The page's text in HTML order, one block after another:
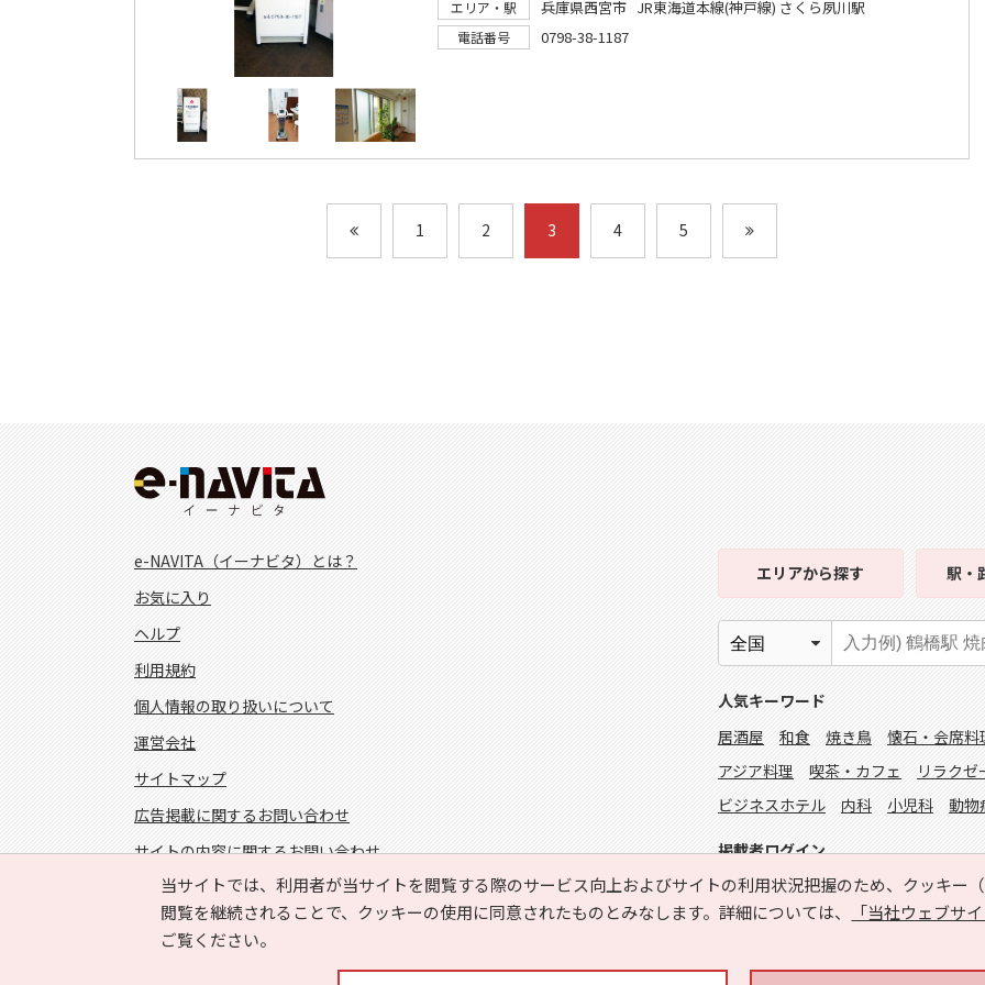
エリア・駅
兵庫県西宮市 JR東海道本線(神戸線) さくら夙川駅
電話番号 0798-38-1187
1 2 3 4 5
当サイトでは、利用者が当サイトを閲覧する際のサービス向上およびサイトの利用状況把握のため、クッキー
閲覧を継続されることで、クッキーの使用に同意されたものとみなします。詳細については、
「当社ウェブサ
ご覧ください。
e-NAVITA（イーナビタ）とは？
お気に入り
ヘルプ
利用規約
個人情報の取り扱いについて
運営会社
サイトマップ
広告掲載に関するお問い合わせ
サイトの内容に関するお問い合わせ
エリアから探す 駅・
人気キーワード
居酒屋
和食 焼き鳥 懐石・会席料
アジア料理
喫茶・カフェ リラクゼ
ビジネスホテル
内科 小児科 動物
掲載者ログイン
FOLLOW US!